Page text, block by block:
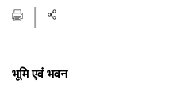
भूमि एवं भवन